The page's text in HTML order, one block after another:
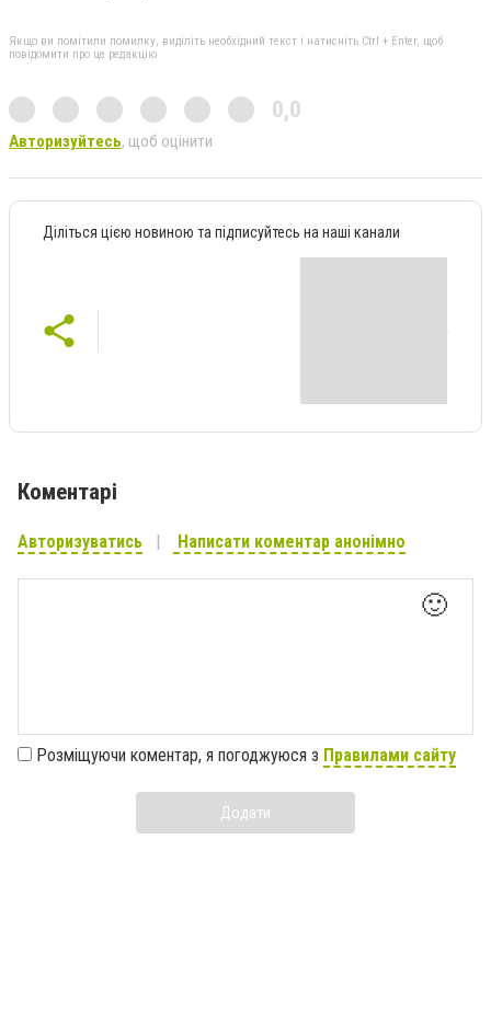
Якщо ви помітили помилку, виділіть необхідний текст і натисніть Ctrl + Enter, щоб
повідомити про це редакцію
0,0
Авторизуйтесь, щоб оцінити
Діліться цією новиною та підписуйтесь на наші канали
Коментарі
Авторизуватись Написати коментар анонімно
🙂
Розміщуючи коментар, я погоджуюся з Правилами сайту
Додати